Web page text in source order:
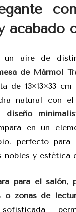
acabado
aire de
de Mármol
de 13×13×33
natural con
diseño
en un
perfecto para
nobles y estética
para el salón,
o zonas de